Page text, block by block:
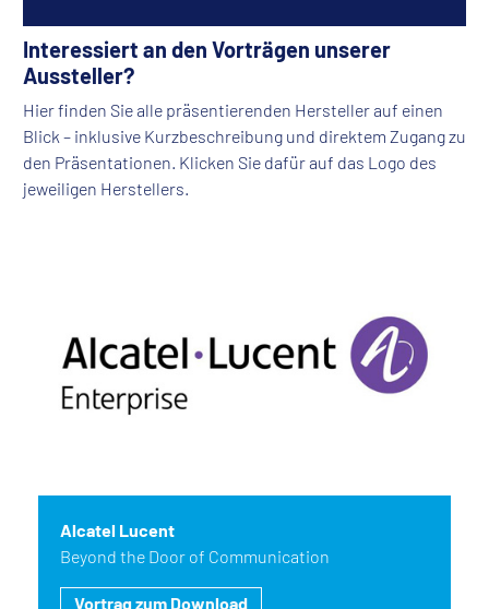
Interessiert an den Vorträgen unserer
Aussteller?
Hier finden Sie alle präsentierenden Hersteller auf einen
Blick – inklusive Kurzbeschreibung und direktem Zugang zu
den Präsentationen. Klicken Sie dafür auf das Logo des
jeweiligen Herstellers.
Alcatel Lucent
Beyond the Door of Communication
Vortrag zum Download